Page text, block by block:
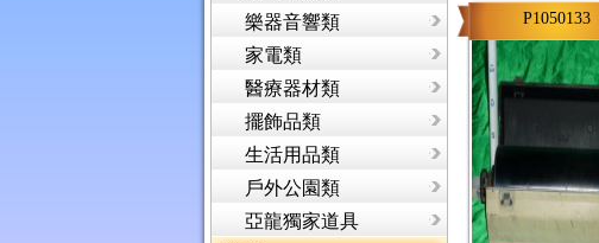
樂器音響類
家電類
醫療器材類
擺飾品類
生活用品類
戶外公園類
亞龍獨家道具
P1050133